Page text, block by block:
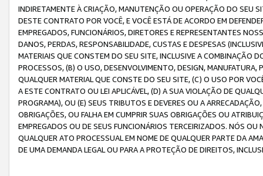
INDIRETAMENTE À CRIAÇÃO, MANUTENÇÃO OU OPERAÇÃO DO SEU
DESTE CONTRATO POR VOCÊ, E VOCÊ ESTÁ DE ACORDO EM
EMPREGADOS, FUNCIONÁRIOS, DIRETORES E REPRESENTANTES
DANOS, PERDAS, RESPONSABILIDADE, CUSTAS E DESPESAS
MATERIAIS QUE CONSTEM DO SEU SITE, INCLUSIVE A COMBINAÇÃO
PROCESSOS, (B) O USO, DESENVOLVIMENTO, DESIGN,
QUALQUER MATERIAL QUE CONSTE DO SEU SITE, (C) O USO POR
A ESTE CONTRATO OU LEI APLICÁVEL, (D) A SUA VIOLAÇÃO DE
PROGRAMA), OU (E) SEUS TRIBUTOS E DEVERES OU A
OBRIGAÇÕES, OU FALHA EM CUMPRIR SUAS OBRIGAÇÕES OU
EMPREGADOS OU DE SEUS FUNCIONÁRIOS TERCEIRIZADOS. NÓS
QUALQUER ATO PROCESSUAL EM NOME DE QUALQUER PARTE DA
DE UMA DEMANDA LEGAL OU PARA A PROTEÇÃO DE DIREITOS,